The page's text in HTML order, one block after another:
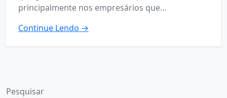
principalmente nos empresários que...
Continue Lendo →
Pesquisar